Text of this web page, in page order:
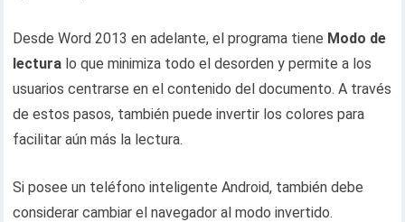
Desde Word 2013 en adelante, el programa tiene Modo de
lectura lo que minimiza todo el desorden y permite a los
usuarios centrarse en el contenido del documento. A través
de estos pasos, también puede invertir los colores para
facilitar aún más la lectura.
Si posee un teléfono inteligente Android, también debe
considerar cambiar el navegador al modo invertido.